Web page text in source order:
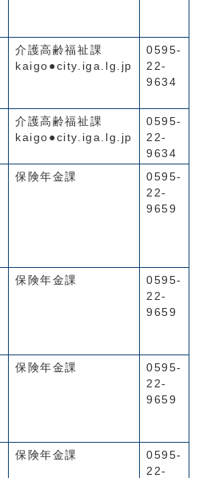
介護高齢福祉課
kaigo●city.iga.lg.jp
0595-
22-
9634
介護高齢福祉課
kaigo●city.iga.lg.jp
0595-
22-
9634
保険年金課
0595-
22-
9659
保険年金課
0595-
22-
9659
保険年金課
0595-
22-
9659
保険年金課
0595-
22-